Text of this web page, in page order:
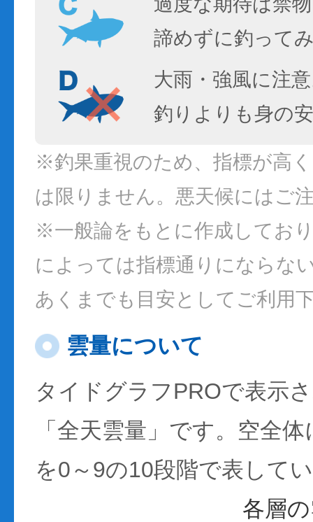
諦めずに釣って
大雨・強風に注
釣りよりも身の
※釣果重視のため、指標が高
は限りません。悪天候にはご
※一般論をもとに作成してお
によっては指標通りにならな
あくまでも目安としてご利用
雲量について
タイドグラフPROで表示
「全天雲量」です。空全
を0～9の10段階で表して
各層